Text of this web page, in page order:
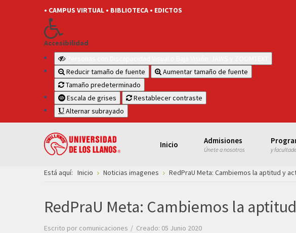
• CAMPUS VIRTUAL • BIBLIOTECA • EDICTOS
Accesibilidad
Reducir tamaño de fuente
Aumentar tamaño de fuente
Tamaño predeterminado
Escala de grises
Restablecer contraste
Alternar subrayado
Inicio Admisiones
Únete a nosotros y
Está aquí: Inicio Noticias imagenes RedPraU Meta: Cambiemos la aptitud y
RedPraU Meta: Cambiemos la
Escrito por comunicaciones Creado: 05 Junio 2020